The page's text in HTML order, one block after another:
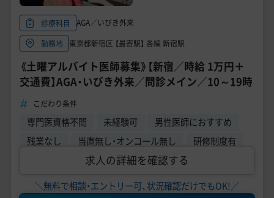
診療科目
AGA／いびき外来
勤務地
東京都新宿区 【最寄駅】 各線 新宿駅
《土曜アルバイト医師募集》【新宿／時給 1万円＋
交通費】AGA・いびき外来／問診メイン／10～19時
こだわり条件
専門医資格不問 未経験可
男性医師におすすめ
残業なし
当直無し・オンコール無し 研修制度有
求人の詳細を確認する
＼無料で相談・エントリー可、状況確認だけでもOK!／